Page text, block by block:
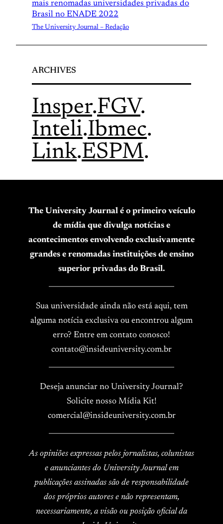
mais renomadas universidades privadas do
Brasil no ENADE 2022
The University Journal – Redação
ARCHIVES
Insper.FGV.
Inteli.Ibmec.
Link.ESPM.
The University Journal é o primeiro veículo
de mídia que divulga notícias e
acontecimentos envolvendo exclusivamente
grandes e renomadas instituições de ensino
superior privadas do Brasil.
Sua universidade ainda não está aqui, tem
alguma notícia exclusiva ou encontrou algum
erro? Entre em contato conosco!
contato@insideuniversity.com.br
Deseja anunciar no University Journal?
Solicite nosso Mídia Kit!
comercial@insideuniversity.com.br
As opiniões expressas pelos jornalistas, colunistas
e anunciantes do University Journal em
publicações assinadas são de responsabilidade
dos próprios autores e não representam,
necessariamente, a visão ou posição oficial da